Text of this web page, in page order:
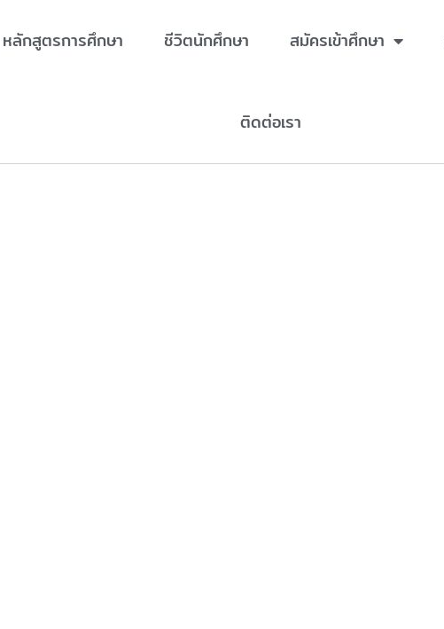
หลักสูตรการศึกษา ชีวิตนักศึกษา สมัครเข้าศึกษา
ติดต่อเรา